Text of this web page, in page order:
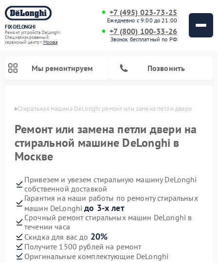
FIX-DELONGHI
Ремонт устройств DeLonghi
Специализированный
cервисный центр г.Москва
+7 (495) 023-73-25
Ежедневно с 9:00 до 21:00
+7 (800) 100-33-26
Звонок бесплатный по РФ
Мы ремонтируем Позвонить
Стиральная машина DeLonghi ремонт или замена петли двери
Ремонт или замена петли двери на
стиральной машине DeLonghi в
Москве
Привезем и увезем стиральную машину DeLonghi
собственной доставкой
Гарантия на наши работы по ремонту стиральных
машин DeLonghiдо 3-х лет
Срочный ремонт стиральных машин DeLonghi в
течении часа
Скидка для вас до 20%
Получите 1500 рублей на ремонт
Оригинальные комплектующие DeLonghi